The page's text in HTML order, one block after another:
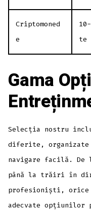
Criptomoned
e
te
Gama
Selecția nostru
diferite, organizate
navigare facilă.
până la trăiri în
profesioniști, orice
adecvate opțiunilor